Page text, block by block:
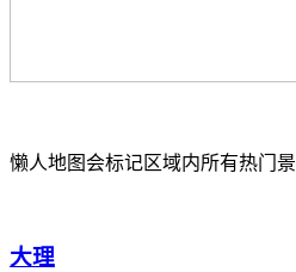
懒人地图会标记区域内所有热门
大理